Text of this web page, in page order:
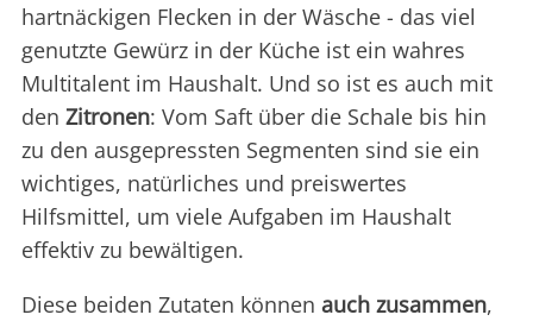
hartnäckigen Flecken in der Wäsche - das viel
genutzte Gewürz in der Küche ist ein wahres
Multitalent im Haushalt. Und so ist es auch mit
den Zitronen: Vom Saft über die Schale bis hin
zu den ausgepressten Segmenten sind sie ein
wichtiges, natürliches und preiswertes
Hilfsmittel, um viele Aufgaben im Haushalt
effektiv zu bewältigen.
Diese beiden Zutaten können auch zusammen,